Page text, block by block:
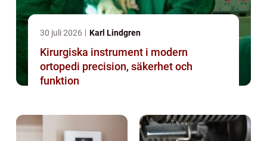
30 juli 2026 Karl Lindgren
Kirurgiska instrument i modern
ortopedi precision, säkerhet och
funktion